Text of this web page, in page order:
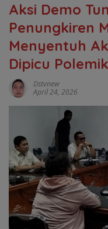
Aksi Demo
Penungkiren
Menyentuh
Dipicu
Dstvnew
April 24, 2026